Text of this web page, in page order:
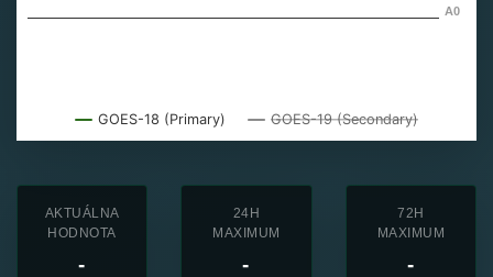
GOES-18 (Primary) GOES-19 (Secondary)
A0
AKTUÁLNA
HODNOTA
-
24H
MAXIMUM
-
72H
MAXIMUM
-